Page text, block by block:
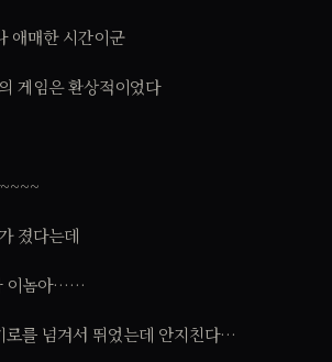
애매한 시간이군
게임은 환상적이었다
졌다는데
이놈아……
로를 넘겨서 뛰었는데 안지친다…